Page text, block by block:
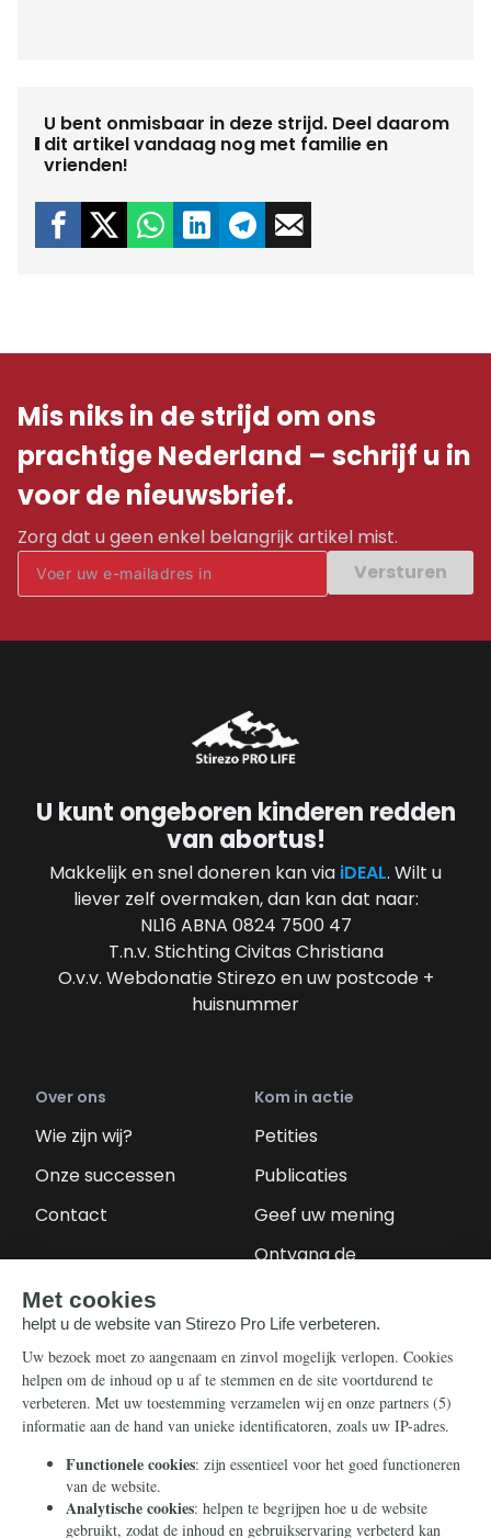
U bent onmisbaar in deze strijd. Deel daarom
dit artikel vandaag nog met familie en
vrienden!
Mis niks in de strijd om ons
prachtige Nederland – schrijf u in
voor de nieuwsbrief.
Zorg dat u geen enkel belangrijk artikel mist.
Versturen
U kunt ongeboren kinderen redden
van abortus!
Makkelijk en snel doneren kan via iDEAL. Wilt u
liever zelf overmaken, dan kan dat naar:
NL16 ABNA 0824 7500 47
T.n.v. Stichting Civitas Christiana
O.v.v. Webdonatie Stirezo en uw postcode +
huisnummer
Over ons
Wie zijn wij?
Onze successen
Contact
Kom in actie
Petities
Publicaties
Geef uw mening
Ontvang de
Steun ons
Nieuwsbrief
Eenmalig
Maandelijks
Periodiek
Info
Contact
Ontvang onze
Telegram-berichten